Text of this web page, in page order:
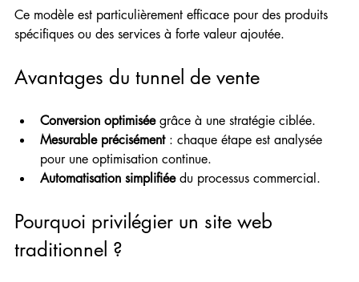
Ce modèle est particulièrement efficace pour des produits
spécifiques ou des services à forte valeur ajoutée.
Avantages du tunnel de vente
Conversion optimisée grâce à une stratégie ciblée.
Mesurable précisément : chaque étape est analysée
pour une optimisation continue.
Automatisation simplifiée du processus commercial.
Pourquoi privilégier un site web
traditionnel ?